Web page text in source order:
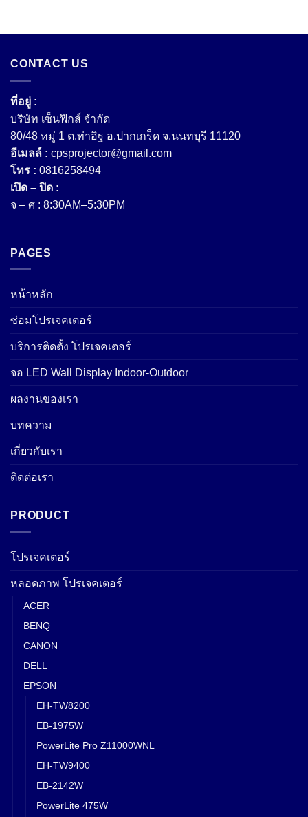
CONTACT US
ที่อยู่ :
บริษัท เซ็นฟิกส์ จํากัด
80/48 หมู่ 1 ต.ท่าอิฐ อ.ปากเกร็ด จ.นนทบุรี 11120
อีเมลล์ : cpsprojector@gmail.com
โทร : 0816258494
เปิด – ปิด :
จ – ศ : 8:30AM–5:30PM
PAGES
หน้าหลัก
ซ่อมโปรเจคเตอร์
บริการติดตั้ง โปรเจคเตอร์
จอ LED Wall Display Indoor-Outdoor
ผลงานของเรา
บทความ
เกี่ยวกับเรา
ติดต่อเรา
PRODUCT
โปรเจคเตอร์
หลอดภาพ โปรเจคเตอร์
ACER
BENQ
CANON
DELL
EPSON
EH-TW8200
EB-1975W
PowerLite Pro Z11000WNL
EH-TW9400
EB-2142W
PowerLite 475W